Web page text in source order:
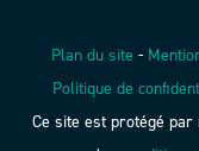
Plan du site -
Politique de
Ce site est protégé par